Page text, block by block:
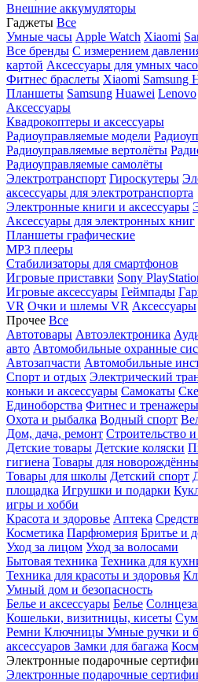
Внешние аккумуляторы
Гаджеты Все
Умные часы Apple Watch Xiaomi
Все бренды C измерением
картой Аксессуары для умных
Фитнес браслеты Xiaomi Samsung
Планшеты Samsung Huawei Lenovo
Аксессуары
Квадрокоптеры и аксессуары
Радиоуправляемые модели
Радиоуправляемые вертолёты
Радиоуправляемые самолёты
Электротранспорт Гироскутеры
аксессуары для электротранспорта
Электронные книги и аксессуары
Аксессуары для электронных книг
Планшеты графические
MP3 плееры
Стабилизаторы для смартфонов
Игровые приставки Sony
Игровые аксессуары Геймпады
VR Очки и шлемы VR Аксессуары
Прочее Все
Автотовары Автоэлектроника
авто Автомобильные охранные
Автозапчасти Автомобильные
Спорт и отдых Электрический
коньки и аксессуары Самокаты
Единоборства Фитнес и тренажеры
Охота и рыбалка Водный спорт
Дом, дача, ремонт Строительство
Детские товары Детские коляски
гигиена Товары для
Товары для школы Детский спорт
площадка Игрушки и подарки
игры и хобби
Красота и здоровье Аптека
Косметика Парфюмерия Бритье и
Уход за лицом Уход за волосами
Бытовая техника Техника для
Техника для красоты и здоровья
Умный дом и безопасность
Белье и аксессуары Белье
Кошельки, визитницы, кисеты
Ремни Ключницы Умные ручки и
аксессуаров Замки для багажа
Электронные подарочные
Электронные подарочные